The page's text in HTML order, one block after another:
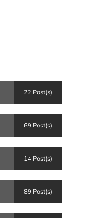
22 Post(s)
69 Post(s)
14 Post(s)
89 Post(s)